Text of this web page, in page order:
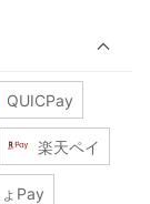
QUICPay
楽天ペイ
Pay